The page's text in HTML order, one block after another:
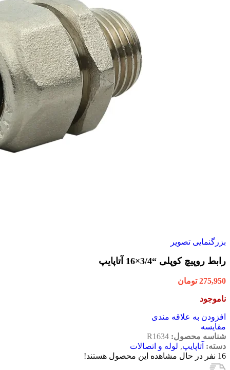
بزرگنمایی تصویر
رابط روپیچ کوپلی “3/4×16 آتاپایپ
275,950 تومان
ناموجود
افزودن به علاقه مندی
مقایسه
شناسه محصول: R1634
دسته: آتاپایپ, لوله و اتصالات
16 نفر در حال مشاهده این محصول هستند!